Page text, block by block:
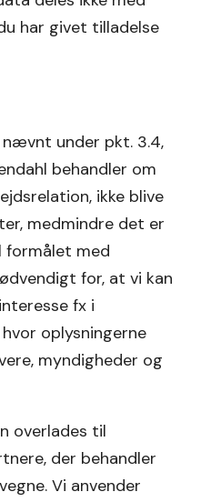
har givet tilladelse
under pkt. 3.4,
behandler om
ikke blive
medmindre det er
formålet med
for, at vi kan
fx i
oplysningerne
myndigheder og
overlades til
der behandler
Vi anvender